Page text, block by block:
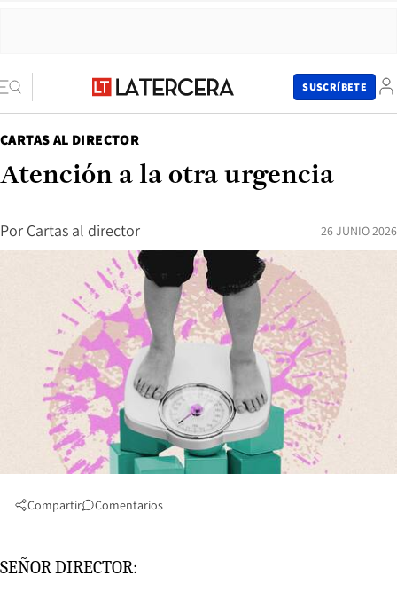
SUSCRÍBETE
CARTAS AL DIRECTOR
Atención a la otra urgencia
Por Cartas al director 26 JUNIO 2026
Compartir Comentarios
SEÑOR DIRECTOR: